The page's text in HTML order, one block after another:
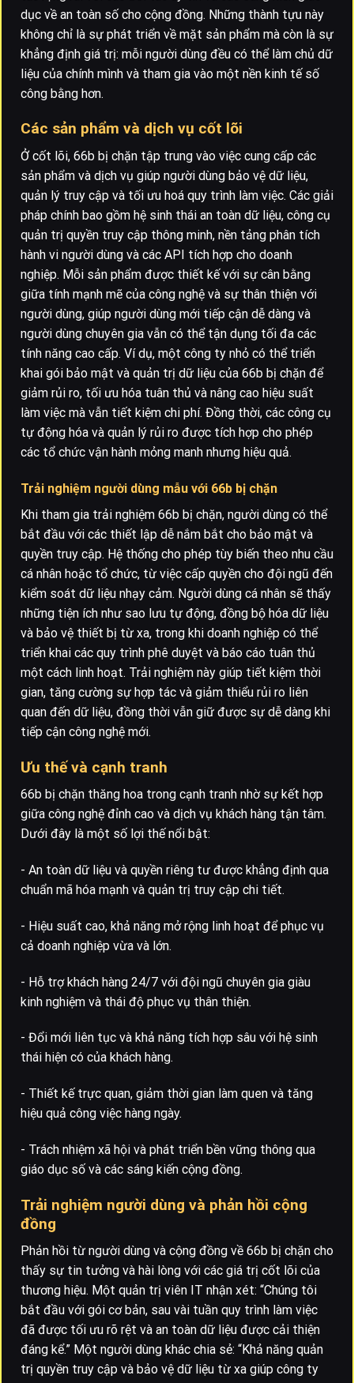
dục về an toàn số cho cộng đồng. Những thành tựu này
không chỉ là sự phát triển về mặt sản phẩm mà còn là sự
khẳng định giá trị: mỗi người dùng đều có thể làm chủ dữ
liệu của chính mình và tham gia vào một nền kinh tế số
công bằng hơn.
Các sản phẩm và dịch vụ cốt lõi
Ở cốt lõi, 66b bị chặn tập trung vào việc cung cấp các
sản phẩm và dịch vụ giúp người dùng bảo vệ dữ liệu,
quản lý truy cập và tối ưu hoá quy trình làm việc. Các giải
pháp chính bao gồm hệ sinh thái an toàn dữ liệu, công cụ
quản trị quyền truy cập thông minh, nền tảng phân tích
hành vi người dùng và các API tích hợp cho doanh
nghiệp. Mỗi sản phẩm được thiết kế với sự cân bằng
giữa tính mạnh mẽ của công nghệ và sự thân thiện với
người dùng, giúp người dùng mới tiếp cận dễ dàng và
người dùng chuyên gia vẫn có thể tận dụng tối đa các
tính năng cao cấp. Ví dụ, một công ty nhỏ có thể triển
khai gói bảo mật và quản trị dữ liệu của 66b bị chặn để
giảm rủi ro, tối ưu hóa tuân thủ và nâng cao hiệu suất
làm việc mà vẫn tiết kiệm chi phí. Đồng thời, các công cụ
tự động hóa và quản lý rủi ro được tích hợp cho phép
các tổ chức vận hành mỏng manh nhưng hiệu quả.
Trải nghiệm người dùng mẫu với 66b bị chặn
Khi tham gia trải nghiệm 66b bị chặn, người dùng có thể
bắt đầu với các thiết lập dễ nắm bắt cho bảo mật và
quyền truy cập. Hệ thống cho phép tùy biến theo nhu cầu
cá nhân hoặc tổ chức, từ việc cấp quyền cho đội ngũ đến
kiểm soát dữ liệu nhạy cảm. Người dùng cá nhân sẽ thấy
những tiện ích như sao lưu tự động, đồng bộ hóa dữ liệu
và bảo vệ thiết bị từ xa, trong khi doanh nghiệp có thể
triển khai các quy trình phê duyệt và báo cáo tuân thủ
một cách linh hoạt. Trải nghiệm này giúp tiết kiệm thời
gian, tăng cường sự hợp tác và giảm thiểu rủi ro liên
quan đến dữ liệu, đồng thời vẫn giữ được sự dễ dàng khi
tiếp cận công nghệ mới.
Ưu thế và cạnh tranh
66b bị chặn thăng hoa trong cạnh tranh nhờ sự kết hợp
giữa công nghệ đỉnh cao và dịch vụ khách hàng tận tâm.
Dưới đây là một số lợi thế nổi bật:
- An toàn dữ liệu và quyền riêng tư được khẳng định qua
chuẩn mã hóa mạnh và quản trị truy cập chi tiết.
- Hiệu suất cao, khả năng mở rộng linh hoạt để phục vụ
cả doanh nghiệp vừa và lớn.
- Hỗ trợ khách hàng 24/7 với đội ngũ chuyên gia giàu
kinh nghiệm và thái độ phục vụ thân thiện.
- Đổi mới liên tục và khả năng tích hợp sâu với hệ sinh
thái hiện có của khách hàng.
- Thiết kế trực quan, giảm thời gian làm quen và tăng
hiệu quả công việc hàng ngày.
- Trách nhiệm xã hội và phát triển bền vững thông qua
giáo dục số và các sáng kiến cộng đồng.
Trải nghiệm người dùng và phản hồi cộng
đồng
Phản hồi từ người dùng và cộng đồng về 66b bị chặn cho
thấy sự tin tưởng và hài lòng với các giá trị cốt lõi của
thương hiệu. Một quản trị viên IT nhận xét: “Chúng tôi
bắt đầu với gói cơ bản, sau vài tuần quy trình làm việc
đã được tối ưu rõ rệt và an toàn dữ liệu được cải thiện
đáng kể.” Một người dùng khác chia sẻ: “Khả năng quản
trị quyền truy cập và bảo vệ dữ liệu từ xa giúp công ty